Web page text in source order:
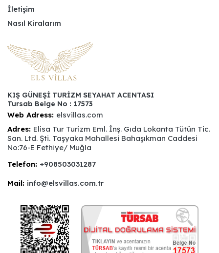
İletişim
Nasıl Kiralarım
KIŞ GÜNEŞİ TURİZM SEYAHAT ACENTASI
Tursab Belge No : 17573
Web Adress: elsvillas.com
Adres: Elisa Tur Turizm Eml. İnş. Gıda Lokanta Tütün Tic.
San. Ltd. Şti. Taşyaka Mahallesi Bahaşıkman Caddesi
No:76-E Fethiye/ Muğla
Telefon: +908503031287
Mail: info@elsvillas.com.tr